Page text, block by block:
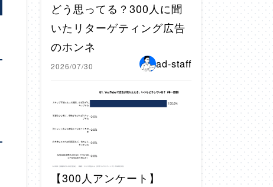
どう思ってる？300人に聞
いたリターゲティング広告
のホンネ
2026/07/30 ad-staff
【300人アンケート】